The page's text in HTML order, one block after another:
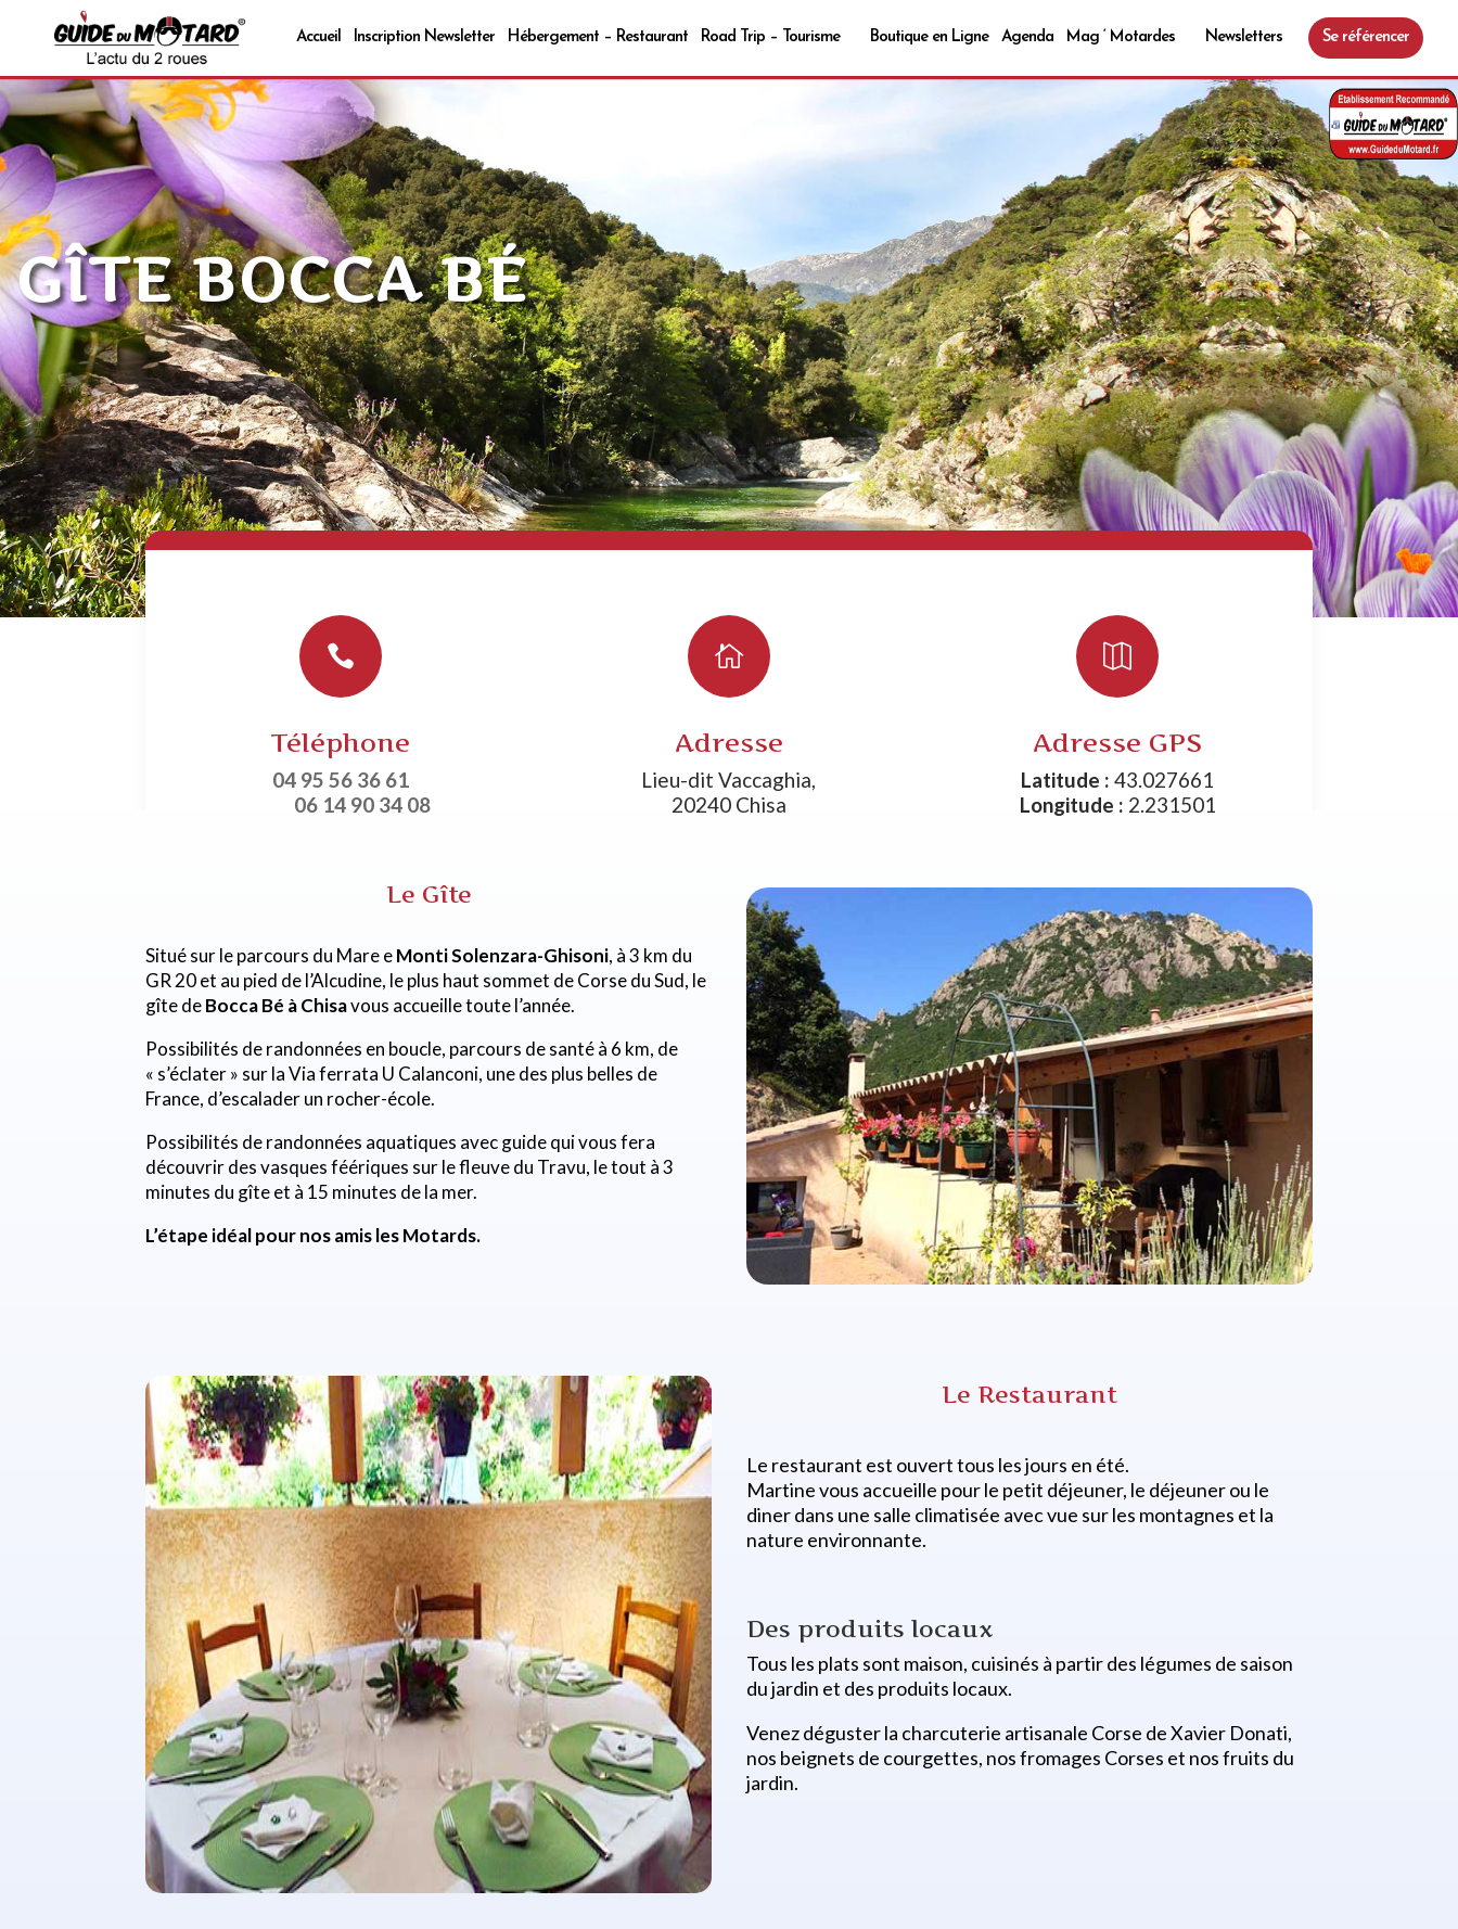
Accueil Inscription Newsletter Hébergement – Restaurant Road Trip – Tourisme Boutique en Ligne Agenda Mag ‘ Motardes Newsletters Se référencer
GÎTE BOCCA BÉ

Téléphone
04 95 56 36 61
06 14 90 34 08

Adresse
Lieu-dit Vaccaghia,
20240 Chisa

Adresse GPS
Latitude : 43.027661
Longitude : 2.231501
Le Gîte
Situé sur le parcours du Mare eMonti Solenzara-Ghisoni, à 3 km du
GR 20 et au pied de l’Alcudine, le plus haut sommet de Corse du Sud, le
gîte deBocca Bé à Chisavous accueille toute l’année.
Possibilités de randonnées en boucle, parcours de santé à 6 km, de
« s’éclater » sur la Via ferrata U Calanconi, une des plus belles de
France, d’escalader un rocher-école.
Possibilités de randonnées aquatiques avec guide qui vous fera
découvrir des vasques féériques sur le fleuve du Travu, le tout à 3
minutes du gîte et à 15 minutes de la mer.
L’étape idéal pour nos amis les Motards.
Le Restaurant
Le restaurant est ouvert tous les jours en été.
Martine vous accueille pour le petit déjeuner, le déjeuner ou le
diner dans une salle climatisée avec vue sur les montagnes et la
nature environnante.
Des produits locaux
Tous les plats sont maison, cuisinés à partir des légumes de saison
du jardin et des produits locaux.
Venez déguster la charcuterie artisanale Corse de Xavier Donati,
nos beignets de courgettes, nos fromages Corses et nos fruits du
jardin.